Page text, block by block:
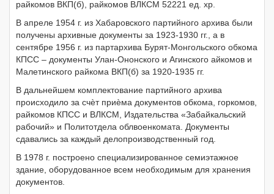
райкомов ВКП(б), райкомов ВЛКСМ 52221 ед. хр.
В апреле 1954 г. из Хабаровского партийного архива были
получены архивные документы за 1923-1930 гг., а в
сентябре 1956 г. из партархива Бурят-Монгольского обкома
КПСС – документы Улан-Ононского и Агинского айкомов и
Малетинского райкома ВКП(б) за 1920-1935 гг.
В дальнейшем комплектование партийного архива
происходило за счѐт приѐма документов обкома, горкомов,
райкомов КПСС и ВЛКСМ, Издательства «Забайкальский
рабочий» и Политотдела облвоенкомата. Документы
сдавались за каждый делопроизводственный год.
В 1978 г. построено специализированное семиэтажное
здание, оборудованное всем необходимым для хранения
документов.